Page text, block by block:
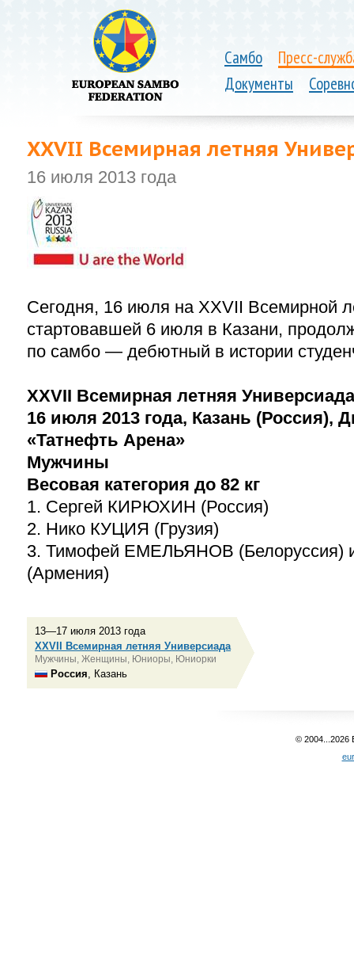
Самбо
Пресс-
Документы
XXVII Всемирная летняя
16 июля 2013 года
Сегодня, 16 июля на XXVII Всемирной
стартовавшей 6 июля в Казани,
по самбо — дебютный в истории
XXVII Всемирная летняя Универсиада
16 июля 2013 года, Казань (Россия),
«Татнефть Арена»
Мужчины
Весовая категория до 82 кг
1. Сергей КИРЮХИН (Россия)
2. Нико КУЦИЯ (Грузия)
3. Тимофей ЕМЕЛЬЯНОВ
(Армения)
13—17 июля 2013 года
XXVII Всемирная летняя Универсиада
Мужчины, Женщины, Юниоры, Юниорки
Россия , Казань
© 2004...2026